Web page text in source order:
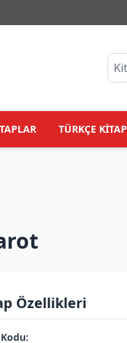
TÜRKÇE KİTAP
Özellikleri